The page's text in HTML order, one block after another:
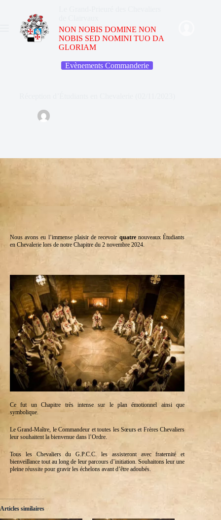
NON NOBIS DOMINE NON
NOBIS SED NOMINI TUO DA
GLORIAM
Evènements Commanderie
Nous avons eu l’immense plaisir de recevoir quatrenouveaux Étudiants
en Chevalerie lors de notre Chapitre du 2 novembre 2024.
Ce fut un Chapitre très intense sur le plan émotionnel ainsi que
symbolique.
Le Grand-Maître, le Commandeur et toutes les Sœurs et Frères Chevaliers
leur souhaitent la bienvenue dans l’Ordre.
Tous les Chevaliers du G.P.C.C. les assisteront avec fraternité et
bienveillance tout au long de leur parcours d’initiation. Souhaitons leur une
pleine réussite pour gravir les échelons avant d’être adoubés.
Articles similaires